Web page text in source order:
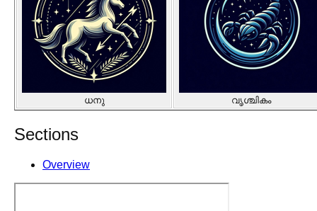
ധനു വൃശ്ചികം
Sections
Overview